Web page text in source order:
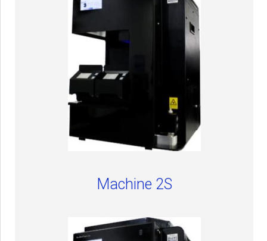
Machine 2S